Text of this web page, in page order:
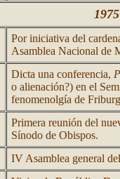
1975
Por iniciativa del
Asamblea Nacional de
Dicta una conferencia,
o alienación?) en el
fenomenolgía de
Primera reunión del
Sínodo de Obispos.
IV Asamblea general